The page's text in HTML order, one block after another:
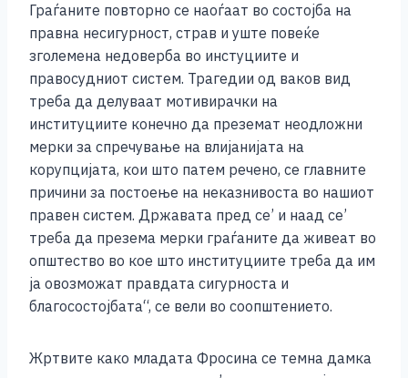
Граѓаните повторно се наоѓаат во состојба на
правна несигурност, страв и уште повеќе
зголемена недоверба во инстуциите и
правосудниот систем. Трагедии од ваков вид
треба да делуваат мотивирачки на
институциите конечно да преземат неодложни
мерки за спречување на влијанијата на
корупцијата, кои што патем речено, се главните
причини за постоење на неказнивоста во нашиот
правен систем. Државата пред се’ и наад се’
треба да презема мерки граѓаните да живеат во
општество во кое што институциите треба да им
ја овозможат правдата сигурноста и
благосостојбата“, се вели во соопштението.
Жртвите како младата Фросина се темна дамка